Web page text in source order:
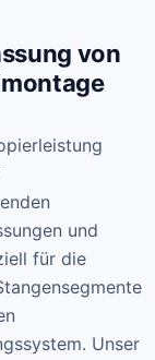
von
und
für die
Unser